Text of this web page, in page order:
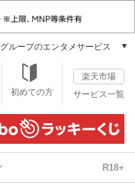
ループのエンタメサービス
本/ゲーム/CD/DVD
楽天ブックス
電子書籍
楽天Kobo
雑誌読み放題
楽天ミュージック
初めての方
楽天市場
サービス一覧
R18+